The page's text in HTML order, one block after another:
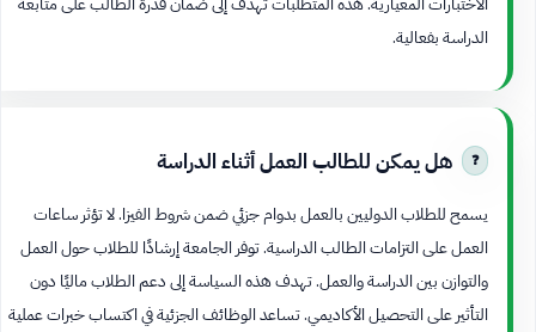
الدراسة بفعالية.
هل يمكن للطالب العمل أثناء الدراسة
يسمح للطلاب الدوليين بالعمل بدوام جزئي ضمن شروط الفيزا. لا تؤثر ساعات
العمل على التزامات الطالب الدراسية. توفر الجامعة إرشادًا للطلاب حول العمل
والتوازن بين الدراسة والعمل. تهدف هذه السياسة إلى دعم الطلاب ماليًا دون
التأثير على التحصيل الأكاديمي. تساعد الوظائف الجزئية في اكتساب خبرات عملية